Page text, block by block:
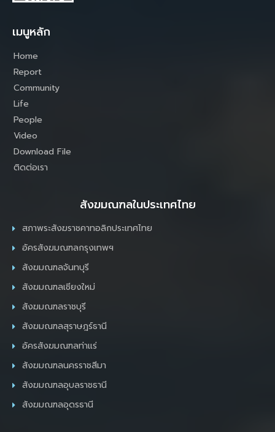
เมนูหลัก
Home
Report
Community
Life
People
Video
Download File
ติดต่อเรา
สังฆมณฑลในประเทศไทย
สภาพระสังฆราชคาทอลิกประเทศไทย
อัครสังฆมณฑลกรุงเทพฯ
สังฆมณฑลจันทบุรี
สังฆมณฑลเชียงใหม่
สังฆมณฑลราชบุรี
สังฆมณฑลสุราษฎร์ธานี
อัครสังฆมณฑลท่าแร่
สังฆมณฑลนครราชสีมา
สังฆมณฑลอุบลราชธานี
สังฆมณฑลอุดรธานี